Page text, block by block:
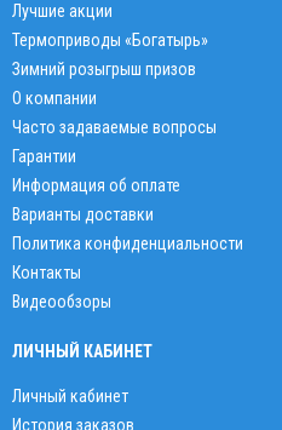
Лучшие акции
Термоприводы «Богатырь»
Зимний розыгрыш призов
О компании
Часто задаваемые вопросы
Гарантии
Информация об оплате
Варианты доставки
Политика конфиденциальности
Контакты
Видеообзоры
ЛИЧНЫЙ КАБИНЕТ
Личный кабинет
История заказов